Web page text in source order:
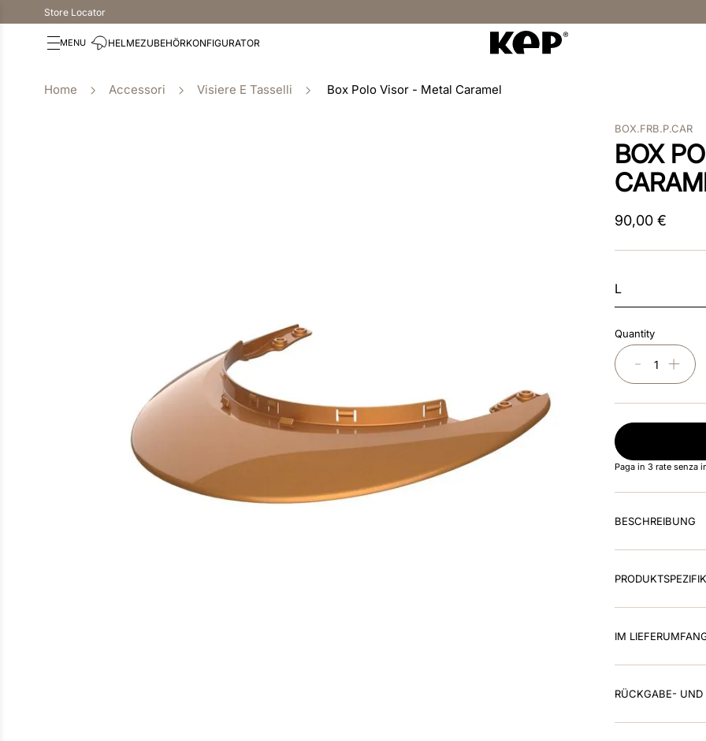
Store Locator
HELMEZUBEHÖRKONFIGURATOR
Accessori Visiere E Tasselli Box Polo Visor - Metal Caramel
BOX.FRB.P.CAR
BOX
90,00 €
L
Quantity
＋
－
Paga in 3 rate senza
BESCHREIBUNG
IM
RÜCKGABE- UND